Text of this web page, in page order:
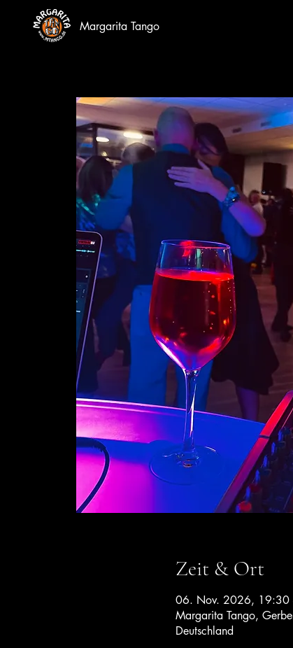
Margarita Tango
Zeit & Ort
06. Nov. 2026, 19:30
Margarita Tango,
Deutschland